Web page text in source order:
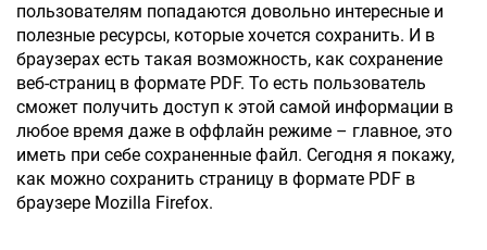
пользователям попадаются довольно интересные и
полезные ресурсы, которые хочется сохранить. И в
браузерах есть такая возможность, как сохранение
веб-страниц в формате PDF. То есть пользователь
сможет получить доступ к этой самой информации в
любое время даже в оффлайн режиме – главное, это
иметь при себе сохраненные файл. Сегодня я покажу,
как можно сохранить страницу в формате PDF в
браузере Mozilla Firefox.